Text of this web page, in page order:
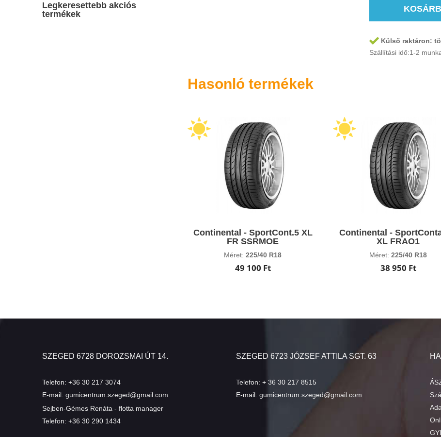
Legkeresettebb akciós
termékek
Külső raktáron:
Szállítási idő:1-2
Hasonló termékek
Continental - SportCont.5 XL
FR SSRMOE
Méret:225/40 R18
49 100 Ft
Continental -
XL FRAO1
Méret:225/40 R18
38 950 Ft
SZEGED 6728 DOROZSMAI ÚT 14.
Telefon: +36 30 217 3074
E-mail: gumicentrum.szeged@gmail.com
Sejben-Gémes Renáta - flotta manager
Telefon: +36 30 290 1434
SZEGED 6723 JÓZSEF ATTILA SGT. 63
Telefon: + 36 30 217 8515
E-mail: gumicentrum.szeged@gmail.com